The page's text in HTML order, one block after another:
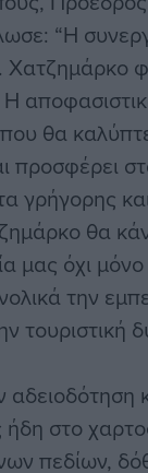
“Η
Χατζημάρκο
Η
θα
γρήγορης
θα
όχι μόνο
την
τουριστική
ήδη στο
πεδίων,